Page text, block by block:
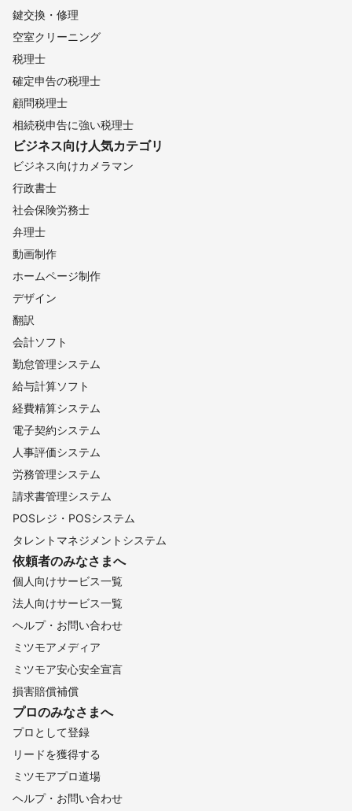
鍵交換・修理
空室クリーニング
税理士
確定申告の税理士
顧問税理士
相続税申告に強い税理士
ビジネス向け人気カテゴリ
ビジネス向けカメラマン
行政書士
社会保険労務士
弁理士
動画制作
ホームページ制作
デザイン
翻訳
会計ソフト
勤怠管理システム
給与計算ソフト
経費精算システム
電子契約システム
人事評価システム
労務管理システム
請求書管理システム
POSレジ・POSシステム
タレントマネジメントシステム
依頼者のみなさまへ
個人向けサービス一覧
法人向けサービス一覧
ヘルプ・お問い合わせ
ミツモアメディア
ミツモア安心安全宣言
損害賠償補償
プロのみなさまへ
プロとして登録
リードを獲得する
ミツモアプロ道場
ヘルプ・お問い合わせ